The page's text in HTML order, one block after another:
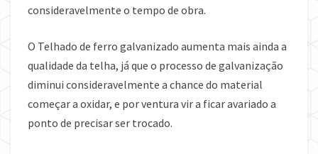
consideravelmente o tempo de obra.
O Telhado de ferro galvanizado aumenta mais ainda a
qualidade da telha, já que o processo de galvanização
diminui consideravelmente a chance do material
começar a oxidar, e por ventura vir a ficar avariado a
ponto de precisar ser trocado.